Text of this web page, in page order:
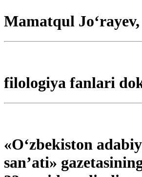
Mamatqul Jo‘rayev,
filologiya fanlari
«O‘zbekiston
san’ati»